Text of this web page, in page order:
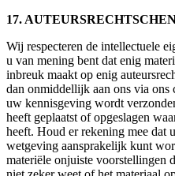
17.
Wij respecteren de intellectuele
u van mening bent dat enig
inbreuk maakt op enig
dan onmiddellijk aan ons via
uw kennisgeving wordt
heeft geplaatst of opgeslagen
heeft. Houd er rekening mee dat
wetgeving aansprakelijk kunt
materiële onjuiste voorstellingen